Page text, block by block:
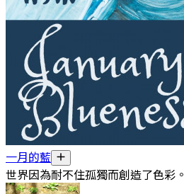
一月的藍
世界因為耐不住孤獨而創造了色彩。